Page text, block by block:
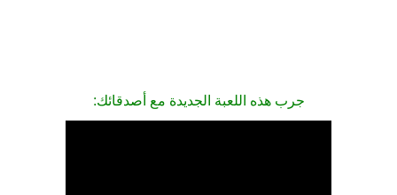
جرب هذه اللعبة الجديدة مع أصدقائك: